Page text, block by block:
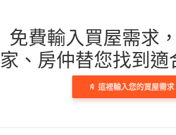
免費輸入買屋需求，
家、房仲替您找到適
這裡輸入您的買屋需求